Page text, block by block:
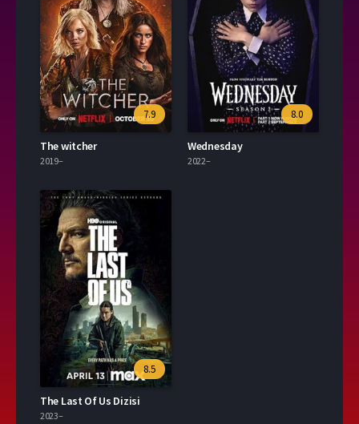
7.9
The witcher
2019–
8.0
Wednesday
2022–
8.5
The Last Of Us Dizisi
2023–